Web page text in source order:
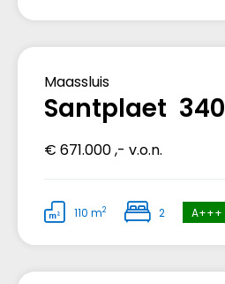
Verkocht
Maassluis
Santplaet 340
€ 671.000 ,- v.o.n.
110 m2 2 A+++